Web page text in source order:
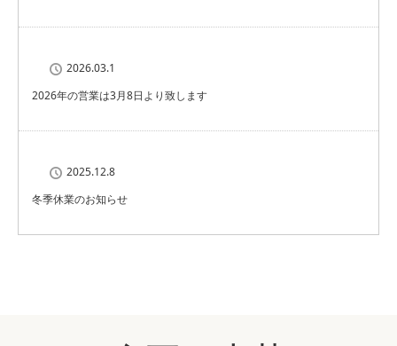
2026.03.1
2026年の営業は3月8日より致します
2025.12.8
冬季休業のお知らせ